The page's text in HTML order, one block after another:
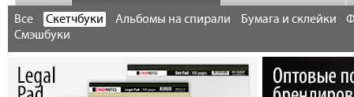
Все Скетчбуки Альбомы на спирали Бумага и склейки
Смэшбуки